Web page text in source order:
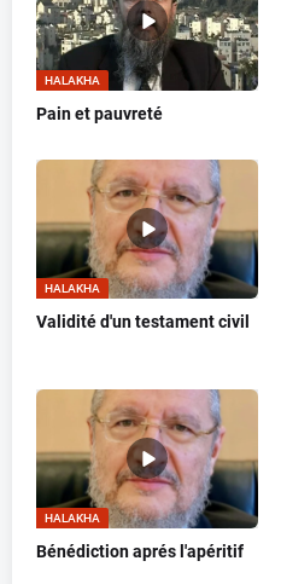
HALAKHA
Pain et pauvreté
HALAKHA
Validité d'un testament civil
HALAKHA
Bénédiction aprés l'apéritif